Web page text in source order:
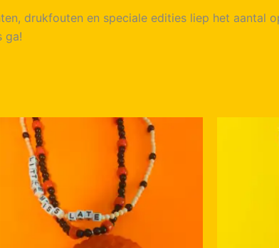
drukfouten en speciale edities liep het aantal
ga!